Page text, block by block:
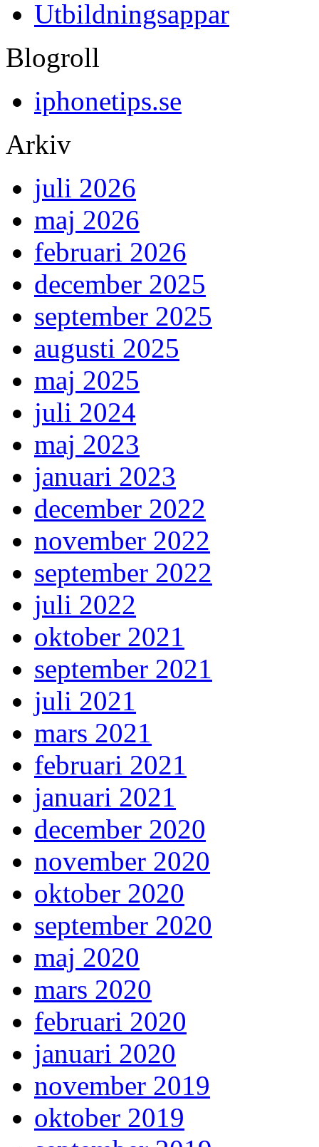
Utbildningsappar
Blogroll
iphonetips.se
Arkiv
juli 2026
maj 2026
februari 2026
december 2025
september 2025
augusti 2025
maj 2025
juli 2024
maj 2023
januari 2023
december 2022
november 2022
september 2022
juli 2022
oktober 2021
september 2021
juli 2021
mars 2021
februari 2021
januari 2021
december 2020
november 2020
oktober 2020
september 2020
maj 2020
mars 2020
februari 2020
januari 2020
november 2019
oktober 2019